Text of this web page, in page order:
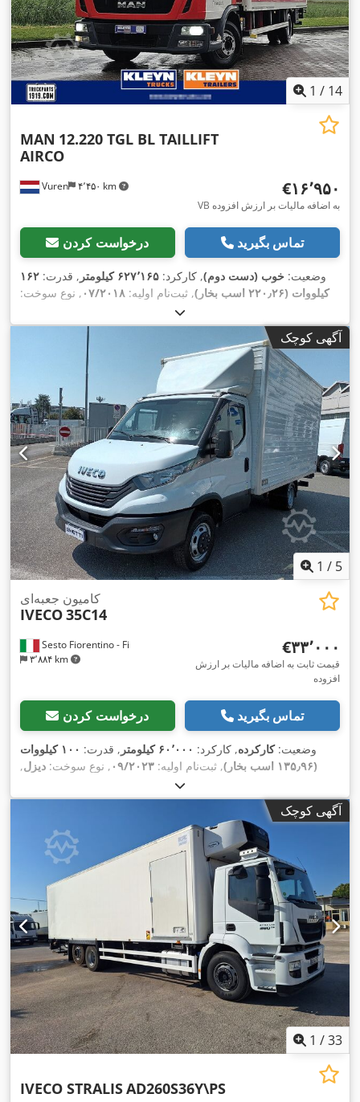
1 / 14
Vuren ۴٬۴۵۰ km
MAN 12.220 TGL BL TAILLIFT
AIRCO
‎€۱۶٬۹۵۰
VB به اضافه مالیات بر ارزش افزوده
درخواست کردن تماس بگیرید
وضعیت: خوب (دست دوم), کارکرد: ۶۲۷٬۱۶۵ کیلومتر , قدرت: ۱۶۲
کیلووات (۲۲۰٫۲۶ اسب بخار)
, ثبت‌نام اولیه: ۰۷/۲۰۱۸ , نوع سوخت:
, پیکربندی محور:
محور:۵٬۲۰۰ میلی‌متر , سوخت:دیزل, رنگ:دیگر, کابین راننده:کابین
روزانه, نوع چرخ‌دنده:خودکار , کلاس انتشار:
سیستم تعلیق: دیگر, تعداد صندلی‌ها: ۹٬۳۷۰ میلی‌متر
عرض کل:۲٬۵۵۰ میلی‌متر , ارتفاع کل:
بارگیری:۷٬۲۶۰ میلی‌متر , عرض فضای بارگیری: ۲٬۴۷۰ میلی‌متر
ارتفاع فضای بارگیری:۲٬۴۳۰ میلی‌متر , سال ساخت: ۲۰۱۸, تجهیزات:
آینه برقی, اِی‌بی‌اِس‎, بالابر عقب, بلوتوث, تنظیم برقی پنجره, تهویه
مطبوع, سیستم ناوبری, قفل مرکزی, کروز کنترل, کنترل کشش,
آگهی کوچک
1 / 5
Sesto Fiorentino - Fi
۳٬۸۸۴ km
کامیون جعبه‌ای
IVECO35C14
‎€۳۳٬۰۰۰
قیمت ثابت به اضافه مالیات بر ارزش
افزوده
درخواست کردن تماس بگیرید
وضعیت:کارکرده, کارکرد: ۶۰٬۰۰۰ کیلومتر , قدرت:
۱۰۰ کیلووات
(۱۳۵٫۹۶ اسب بخار)
, ثبت‌نام اولیه: ۰۹/۲۰۲۳ , نوع سوخت: دیزل,
سفید, نوع چرخ‌دنده:مکانیکی, سیستم تعلیق:فولاد, تجهیزات:تهویه
آگهی کوچک
1 /33
IVECO STRALISAD260S36Y\PS